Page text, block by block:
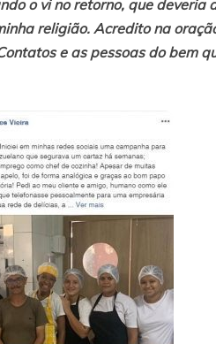
o vi no retorno, que
religião. Acredito na
e as pessoas do bem